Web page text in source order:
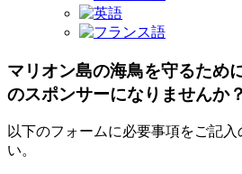
マリオン島の海鳥を守るため
のスポンサーになりませんか？
以下のフォームに必要事項をご記入
い。